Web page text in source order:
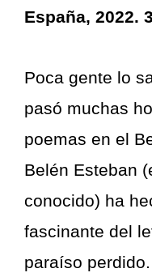
España, 2022.
Poca gente lo
pasó muchas
poemas en el
Belén Esteban
conocido) ha
fascinante del
paraíso perdido.